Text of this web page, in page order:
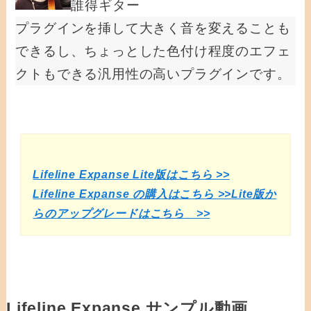
誰得ギター
プラグインを挿して大きく音を変えることも
できるし、ちょっとした色付け程度のエフェ
クトもできる汎用性の高いプラグインです。
Lifeline Expanse Lite版はこちら >>
Lifeline Expanse の購入はこちら >>Lite版か
らのアップグレードはこちら >>